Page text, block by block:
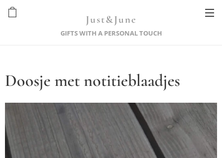
Just&June
GIFTS WITH A PERSONAL TOUCH
Doosje met notitieblaadjes